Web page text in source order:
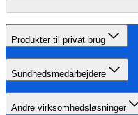
Produkter til privat brug
Sundhedsmedarbejdere
Andre virksomhedsløsninger